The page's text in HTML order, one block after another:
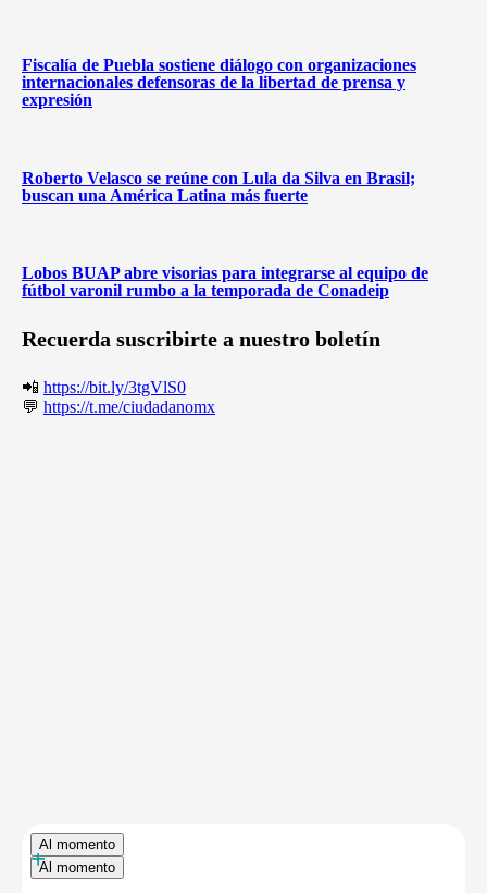
Fiscalía de Puebla sostiene diálogo con organizaciones
internacionales defensoras de la libertad de prensa y
expresión
Roberto Velasco se reúne con Lula da Silva en Brasil;
buscan una América Latina más fuerte
Lobos BUAP abre visorias para integrarse al equipo de
fútbol varonil rumbo a la temporada de Conadeip
Recuerda suscribirte a nuestro boletín
📲 https://bit.ly/3tgVlS0
💬 https://t.me/ciudadanomx
Al momento
Al momento
+